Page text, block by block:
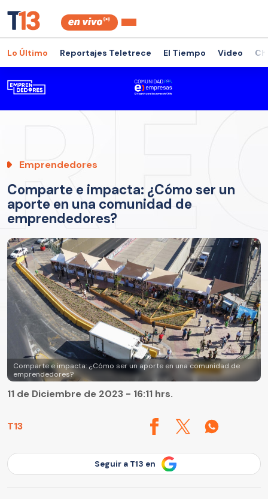
Lo Último Reportajes Teletrece El Tiempo Video
Emprendedores
Comparte e impacta: ¿Cómo ser un
aporte en una comunidad de
emprendedores?
Comparte e impacta: ¿Cómo ser un aporte en una comunidad de
emprendedores?
T13
11 de Diciembre de 2023 - 16:11 hrs.
Seguir a T13 en